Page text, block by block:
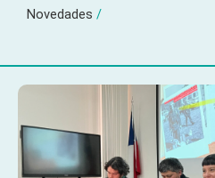
Novedades /